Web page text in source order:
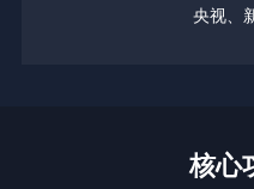
央视、
核心